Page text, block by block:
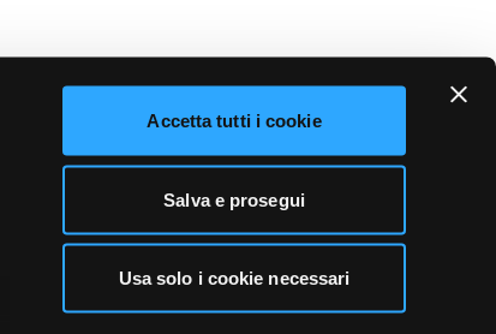
Accetta tutti i cookie
Salva e prosegui
Usa solo i cookie necessari